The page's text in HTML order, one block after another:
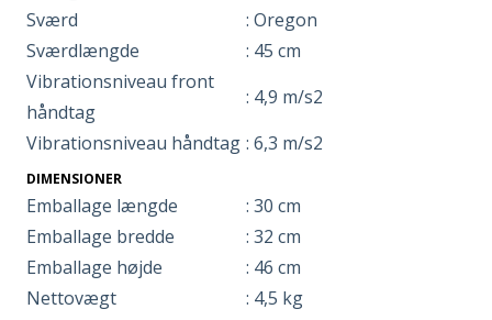
Sværd
: Oregon
Sværdlængde
: 45 cm
Vibrationsniveau front
håndtag
: 4,9 m/s2
Vibrationsniveau håndtag : 6,3 m/s2
DIMENSIONER
Emballage længde
: 30 cm
Emballage bredde
: 32 cm
Emballage højde
: 46 cm
Nettovægt
: 4,5 kg